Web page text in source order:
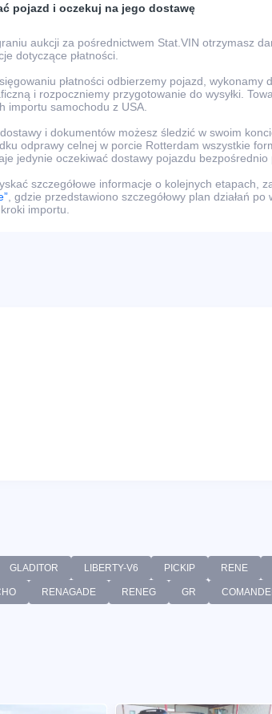
pojazd i oczekuj na jego dostawę
aukcji za pośrednictwem Stat.VIN otrzymasz
dotyczące płatności.
płatności odbierzemy pojazd, wykonamy
i rozpoczniemy przygotowanie do wysyłki.
importu samochodu z USA.
i dokumentów możesz śledzić w swoim
odprawy celnej w porcie Rotterdam wszystkie
jedynie oczekiwać dostawy pojazdu bezpośrednio
szczegółowe informacje o kolejnych etapach,
, gdzie przedstawiono szczegółowy plan działań
importu.
GLADITOR LIBERTY-V6 PICKIP RENE
RENAGADE RENEG GR